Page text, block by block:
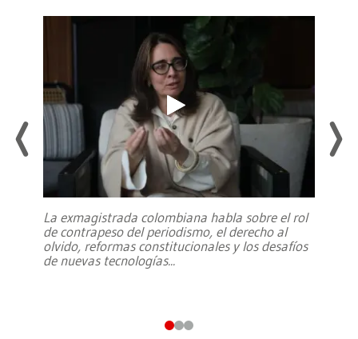
La exmagistrada colombiana habla sobre el rol
de contrapeso del periodismo, el derecho al
olvido, reformas constitucionales y los desafíos
de nuevas tecnologías...